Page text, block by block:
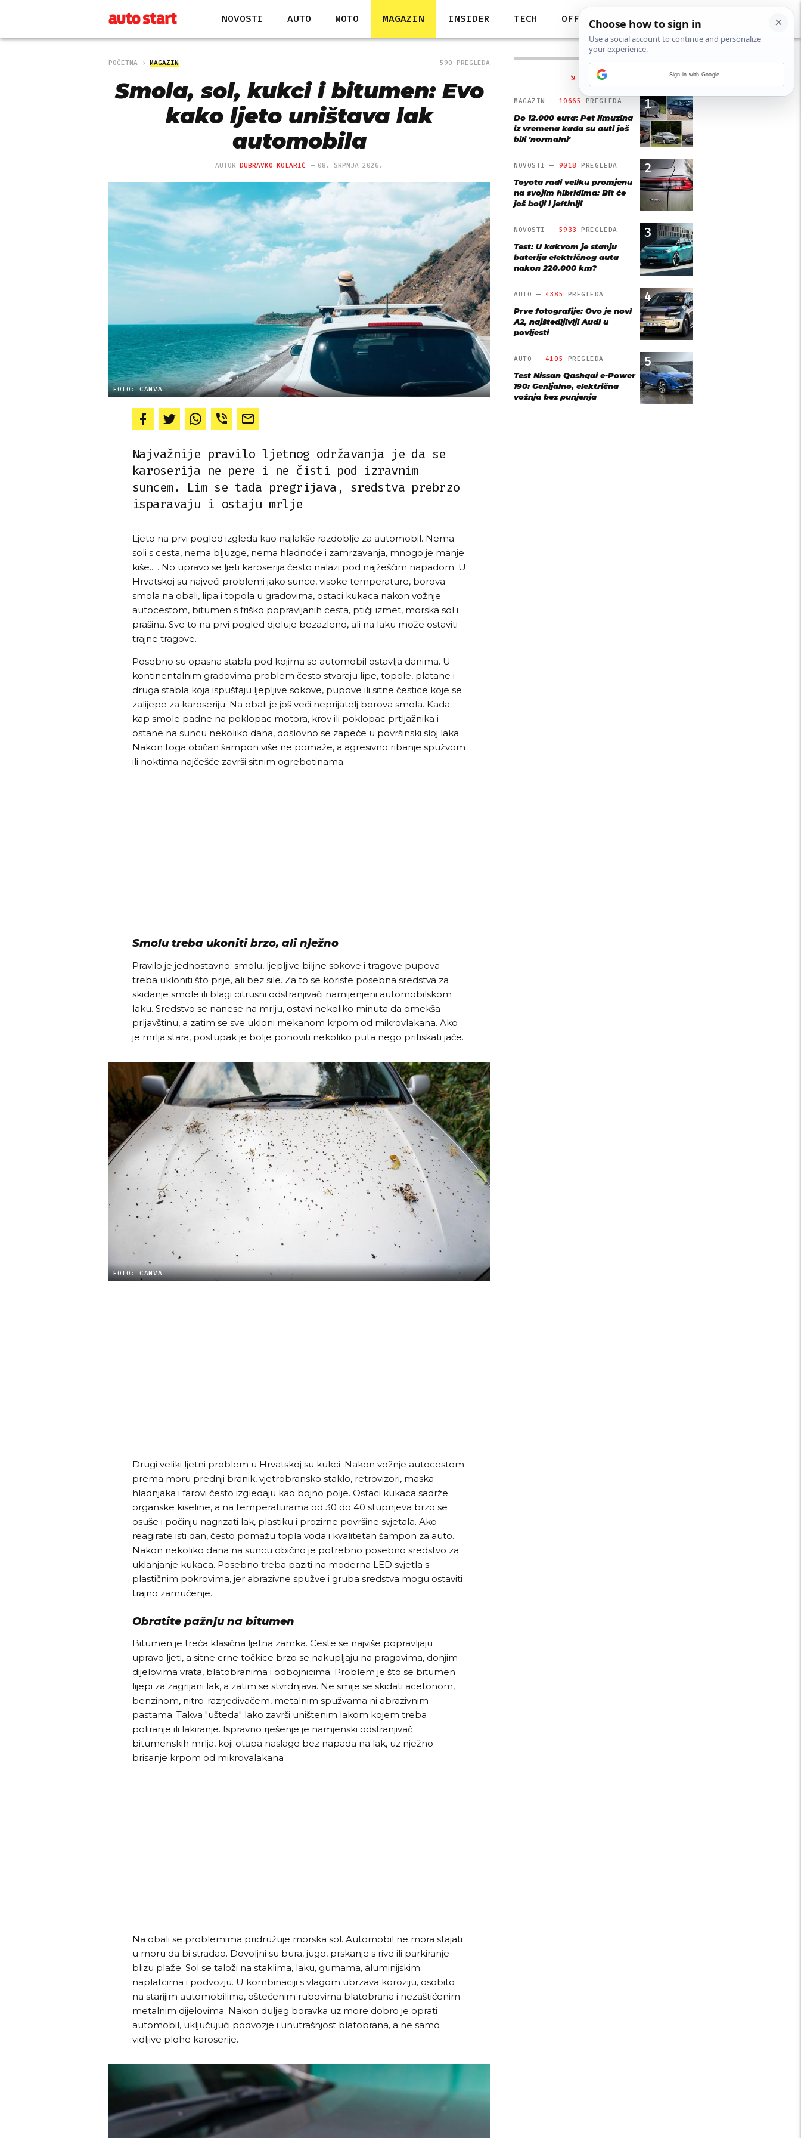
NOVOSTI AUTO MOTO MAGAZIN INSIDER TECH OFF
POČETNA MAGAZIN 590 PREGLEDA
Smola, sol, kukci i bitumen: Evo
kako ljeto uništava lak
automobila
AUTORDUBRAVKO KOLARIĆ 08. SRPNJA 2026.
FOTO: CANVA
Najvažnije pravilo ljetnog održavanja je da se
karoserija ne pere i ne čisti pod izravnim
suncem. Lim se tada pregrijava, sredstva prebrzo
isparavaju i ostaju mrlje
Ljeto na prvi pogled izgleda kao najlakše razdoblje za automobil. Nema
soli s cesta, nema bljuzge, nema hladnoće i zamrzavanja, mnogo je manje
kiše... . No upravo se ljeti karoserija često nalazi pod najžešćim napadom. U
Hrvatskoj su najveći problemi jako sunce, visoke temperature, borova
smola na obali, lipa i topola u gradovima, ostaci kukaca nakon vožnje
autocestom, bitumen s friško popravljanih cesta, ptičji izmet, morska sol i
prašina. Sve to na prvi pogled djeluje bezazleno, ali na laku može ostaviti
trajne tragove.
Posebno su opasna stabla pod kojima se automobil ostavlja danima. U
kontinentalnim gradovima problem često stvaraju lipe, topole, platane i
druga stabla koja ispuštaju ljepljive sokove, pupove ili sitne čestice koje se
zalijepe za karoseriju. Na obali je još veći neprijatelj borova smola. Kada
kap smole padne na poklopac motora, krov ili poklopac prtljažnika i
ostane na suncu nekoliko dana, doslovno se zapeče u površinski sloj laka.
Nakon toga običan šampon više ne pomaže, a agresivno ribanje spužvom
ili noktima najčešće završi sitnim ogrebotinama.
Smolu treba ukoniti brzo, ali nježno
Pravilo je jednostavno: smolu, ljepljive biljne sokove i tragove pupova
treba ukloniti što prije, ali bez sile. Za to se koriste posebna sredstva za
skidanje smole ili blagi citrusni odstranjivači namijenjeni automobilskom
laku. Sredstvo se nanese na mrlju, ostavi nekoliko minuta da omekša
prljavštinu, a zatim se sve ukloni mekanom krpom od mikrovlakana. Ako
je mrlja stara, postupak je bolje ponoviti nekoliko puta nego pritiskati jače.
FOTO: CANVA
Drugi veliki ljetni problem u Hrvatskoj su kukci. Nakon vožnje autocestom
prema moru prednji branik, vjetrobransko staklo, retrovizori, maska
hladnjaka i farovi često izgledaju kao bojno polje. Ostaci kukaca sadrže
organske kiseline, a na temperaturama od 30 do 40 stupnjeva brzo se
osuše i počinju nagrizati lak, plastiku i prozirne površine svjetala. Ako
reagirate isti dan, često pomažu topla voda i kvalitetan šampon za auto.
Nakon nekoliko dana na suncu obično je potrebno posebno sredstvo za
uklanjanje kukaca. Posebno treba paziti na moderna LED svjetla s
plastičnim pokrovima, jer abrazivne spužve i gruba sredstva mogu ostaviti
trajno zamućenje.
Obratite pažnju na bitumen
Bitumen je treća klasična ljetna zamka. Ceste se najviše popravljaju
upravo ljeti, a sitne crne točkice brzo se nakupljaju na pragovima, donjim
dijelovima vrata, blatobranima i odbojnicima. Problem je što se bitumen
lijepi za zagrijani lak, a zatim se stvrdnjava. Ne smije se skidati acetonom,
benzinom, nitro-razrjeđivačem, metalnim spužvama ni abrazivnim
pastama. Takva "ušteda" lako završi uništenim lakom kojem treba
poliranje ili lakiranje. Ispravno rješenje je namjenski odstranjivač
bitumenskih mrlja, koji otapa naslage bez napada na lak, uz nježno
brisanje krpom od mikrovalakana .
Na obali se problemima pridružuje morska sol. Automobil ne mora stajati
u moru da bi stradao. Dovoljni su bura, jugo, prskanje s rive ili parkiranje
blizu plaže. Sol se taloži na staklima, laku, gumama, aluminijskim
naplatcima i podvozju. U kombinaciji s vlagom ubrzava koroziju, osobito
na starijim automobilima, oštećenim rubovima blatobrana i nezaštićenim
metalnim dijelovima. Nakon duljeg boravka uz more dobro je oprati
automobil, uključujući podvozje i unutrašnjost blatobrana, a ne samo
vidljive plohe karoserije.
NAJČITANIJE
1
MAGAZIN — 10665 PREGLEDA
Do 12.000 eura: Pet limuzina
iz vremena kada su auti još
bili 'normalni'
2
NOVOSTI — 9018 PREGLEDA
Toyota radi veliku promjenu
na svojim hibridima: Bit će
još bolji i jeftiniji
3
NOVOSTI — 5933 PREGLEDA
Test: U kakvom je stanju
baterija električnog auta
nakon 220.000 km?
4
AUTO — 4385 PREGLEDA
Prve fotografije: Ovo je novi
A2, najštedljiviji Audi u
povijesti
5
AUTO — 4105 PREGLEDA
Test Nissan Qashqai e-Power
190: Genijalno, električna
vožnja bez punjenja
Sign in with Google